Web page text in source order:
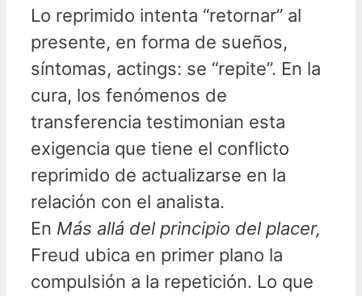
Lo reprimido intenta “retornar” al
presente, en forma de sueños,
síntomas, actings: se “repite”. En la
cura, los fenómenos de
transferencia testimonian esta
exigencia que tiene el conflicto
reprimido de actualizarse en la
relación con el analista.
En Más allá del principio del placer,
Freud ubica en primer plano la
compulsión a la repetición. Lo que